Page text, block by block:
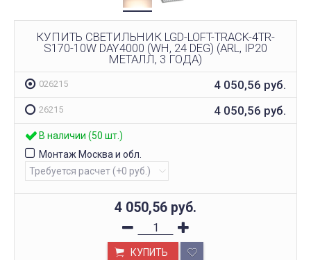
КУПИТЬ СВЕТИЛЬНИК LGD-LOFT-TRACK-4TR-
S170-10W DAY4000 (WH, 24 DEG) (ARL, IP20
МЕТАЛЛ, 3 ГОДА)
026215 4 050,56 руб.
26215 4 050,56 руб.
В наличии (50 шт.)
Монтаж Москва и обл.
4 050,56 руб.
КУПИТЬ